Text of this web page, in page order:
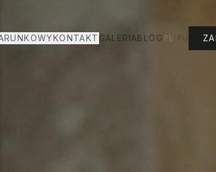
KONTAKT GALERIABLOG PL RU